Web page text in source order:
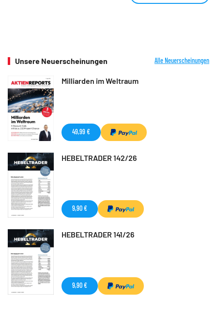
Unsere Neuerscheinungen Alle Neuerscheinungen
Milliarden im Weltraum
49,99 €
HEBELTRADER 142/26
9,90 €
HEBELTRADER 141/26
9,90 €